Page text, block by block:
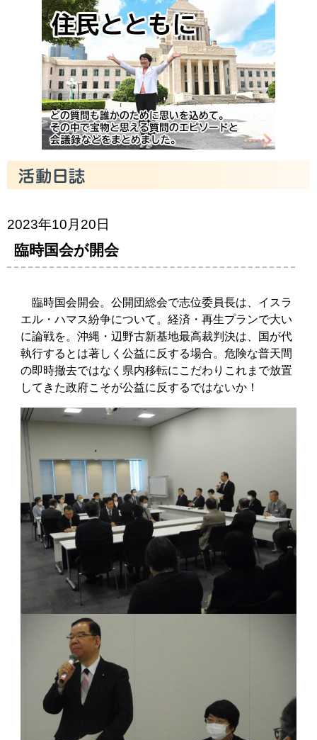
2023年10月20日
臨時国会が開会
臨時国会開会。公開団総会で志位委員長は、イスラ
エル・ハマス紛争について。経済・再生プランで大い
に論戦を。沖縄・辺野古新基地最高裁判決は、国が代
執行するとは著しく公益に反する場合。危険な普天間
の即時撤去ではなく県内移転にこだわりこれまで放置
してきた政府こそが公益に反するではないか！